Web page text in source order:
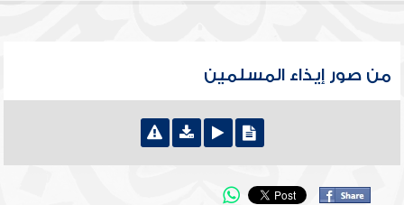
من صور إيذاء المسلمين